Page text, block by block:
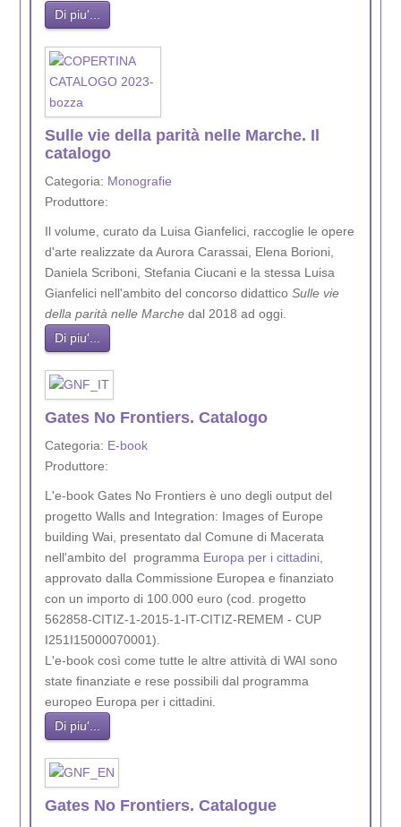
Di piu'...
Sulle vie della parità nelle Marche. Il
catalogo
Categoria: Monografie
Produttore:
Il volume, curato da Luisa Gianfelici, raccoglie le opere
d'arte realizzate da Aurora Carassai, Elena Borioni,
Daniela Scriboni, Stefania Ciucani e la stessa Luisa
Gianfelici nell'ambito del concorso didattico Sulle vie
della parità nelle Marchedal 2018 ad oggi.
Di piu'...
Gates No Frontiers. Catalogo
Categoria: E-book
Produttore:
L'e-book Gates No Frontiers è uno degli output del
progetto Walls and Integration: Images of Europe
building Wai, presentato dal Comune di Macerata
nell'ambito del programma Europa per i cittadini,
approvato dalla Commissione Europea e finanziato
con un importo di 100.000 euro (cod. progetto
562858-CITIZ-1-2015-1-IT-CITIZ-REMEM - CUP
I251I15000070001).
L'e-book così come tutte le altre attività di WAI sono
state finanziate e rese possibili dal programma
europeo Europa per i cittadini.
Di piu'...
Gates No Frontiers. Catalogue